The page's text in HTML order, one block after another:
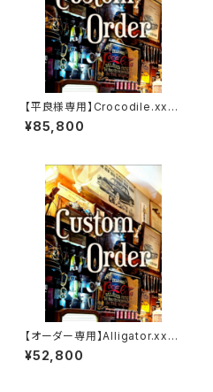
【平良様専用】Crocodile.xxx.
ORIENTAL-BLUE.Edition// J
ACK.RIDE.MSW
¥85,800
【オーダー専用】Alligator.xxx.
Peacock,Blue.Edition// JA
CK.RIDE.SSW
¥52,800